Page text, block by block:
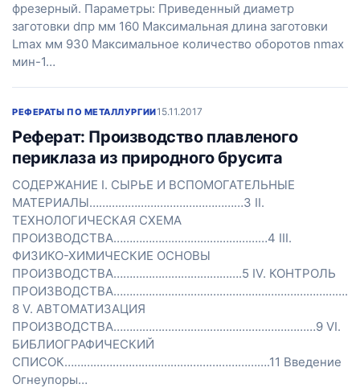
фрезерный. Параметры: Приведенный диаметр
заготовки dпр мм 160 Максимальная длина заготовки
Lmax мм 930 Максимальное количество оборотов nmax
мин-1…
РЕФЕРАТЫ ПО МЕТАЛЛУРГИИ15.11.2017
Реферат: Производство плавленого
периклаза из природного брусита
СОДЕРЖАНИЕ I. СЫРЬЕ И ВСПОМОГАТЕЛЬНЫЕ
МАТЕРИАЛЫ…………………………………………3 II.
ТЕХНОЛОГИЧЕСКАЯ СХЕМА
ПРОИЗВОДСТВА…………………………………………4 III.
ФИЗИКО-ХИМИЧЕСКИЕ ОСНОВЫ
ПРОИЗВОДСТВА………………………………….5 IV. КОНТРОЛЬ
ПРОИЗВОДСТВА…………………………………………………………………
8 V. АВТОМАТИЗАЦИЯ
ПРОИЗВОДСТВА………………………………………………………9 VI.
БИБЛИОГРАФИЧЕСКИЙ
СПИСОК……………………………………………………….11 Введение
Огнеупоры…